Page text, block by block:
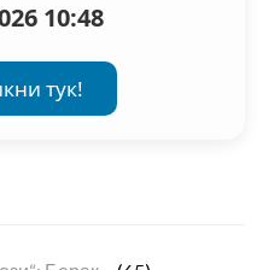
10:48
тук!